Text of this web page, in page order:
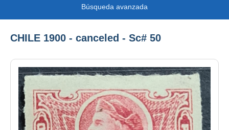
Búsqueda avanzada
CHILE 1900 - canceled - Sc# 50